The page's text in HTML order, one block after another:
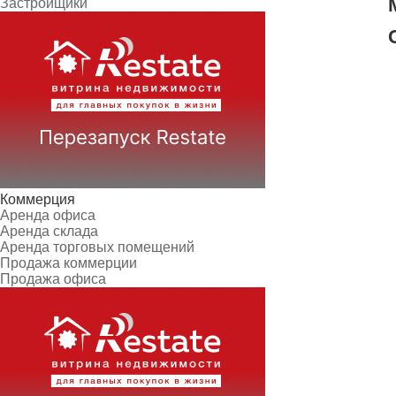
Застройщики
Коммерция
Аренда офиса
Аренда склада
Аренда торговых помещений
Продажа коммерции
Продажа офиса